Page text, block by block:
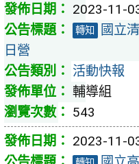
2023-11-
轉知
國立
日營
活動快報
輔導組
543
2023-11-